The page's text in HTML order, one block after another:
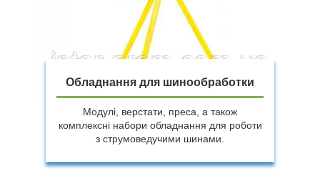
Обладнання для шинообработки
Модулі, верстати, преса, а також
комплексні набори обладнання для роботи
з струмоведучими шинами.